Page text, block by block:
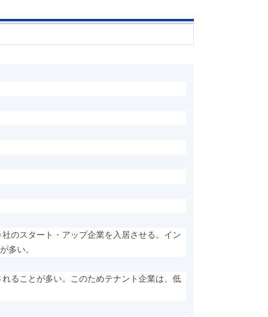
のスタート・アップ企業を入居させる。イン
多い。
ることが多い。このためテナント企業は、低